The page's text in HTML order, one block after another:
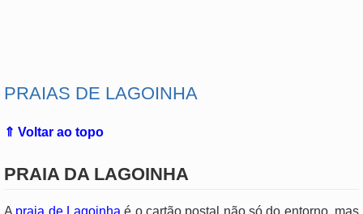
PRAIAS DE LAGOINHA
⇑ Voltar ao topo
PRAIA DA LAGOINHA
A praia de Lagoinha é o cartão postal não só do entorno, mas